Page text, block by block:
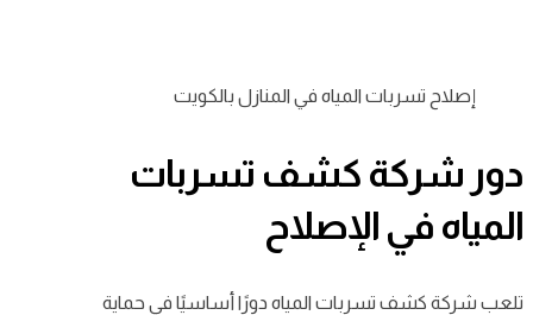
إصلاح تسربات المياه في المنازل بالكويت
دور شركة كشف تسربات
المياه في الإصلاح
تلعب شركة كشف تسربات المياه دورًا أساسيًا في حماية